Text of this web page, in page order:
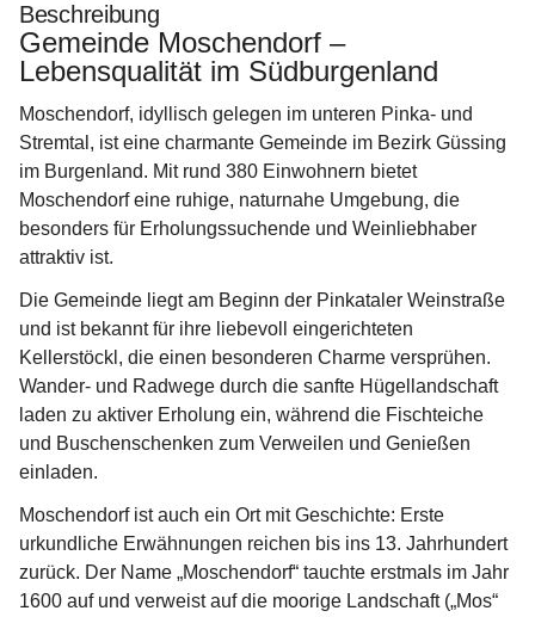
Beschreibung
Gemeinde Moschendorf –
Lebensqualität im Südburgenland
Moschendorf, idyllisch gelegen im unteren Pinka- und
Stremtal, ist eine charmante Gemeinde im Bezirk Güssing
im Burgenland. Mit rund 380 Einwohnern bietet
Moschendorf eine ruhige, naturnahe Umgebung, die
besonders für Erholungssuchende und Weinliebhaber
attraktiv ist.
Die Gemeinde liegt am Beginn der Pinkataler Weinstraße
und ist bekannt für ihre liebevoll eingerichteten
Kellerstöckl, die einen besonderen Charme versprühen.
Wander- und Radwege durch die sanfte Hügellandschaft
laden zu aktiver Erholung ein, während die Fischteiche
und Buschenschenken zum Verweilen und Genießen
einladen.
Moschendorf ist auch ein Ort mit Geschichte: Erste
urkundliche Erwähnungen reichen bis ins 13. Jahrhundert
zurück. Der Name „Moschendorf“ tauchte erstmals im Jahr
1600 auf und verweist auf die moorige Landschaft („Mos“